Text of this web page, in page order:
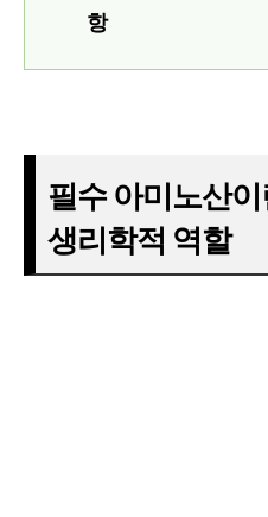
항
필수 아미노산
생리학적 역할